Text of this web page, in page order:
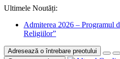
Ultimele Noutăți:
Admiterea 2026 – Programul
Religiilor”
Adresează o întrebare preotului